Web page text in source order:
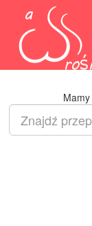
Mamy